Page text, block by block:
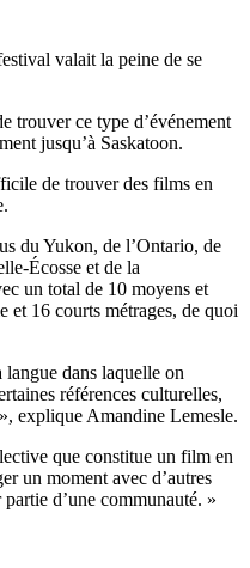
valait la peine de se
trouver ce type d’événement
jusqu’à Saskatoon.
de trouver des films en
du Yukon, de l’Ontario, de
Écosse et de la
un total de 10 moyens et
et 16 courts métrages, de quoi
dans laquelle on
références culturelles,
explique Amandine Lemesle.
que constitue un film en
un moment avec d’autres
d’une communauté. »